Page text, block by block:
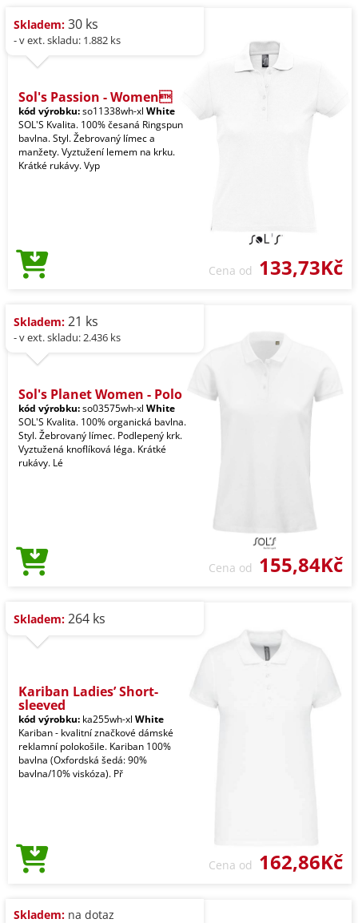
Skladem: 30 ks
- v ext. skladu: 1.882 ks
Sol's Passion - Women
kód výrobku:so11338wh-xl White
SOL'S Kvalita. 100% česaná Ringspun
bavlna. Styl. Žebrovaný límec a
manžety. Vyztužení lemem na krku.
Krátké rukávy. Vyp
Cena od 133,73Kč
Skladem: 21 ks
- v ext. skladu: 2.436 ks
Sol's Planet Women - Polo
kód výrobku:so03575wh-xl White
SOL'S Kvalita. 100% organická bavlna.
Styl. Žebrovaný límec. Podlepený krk.
Vyztužená knoflíková léga. Krátké
rukávy. Lé
Cena od 155,84Kč
Skladem: 264 ks
Kariban Ladies’ Short-
sleeved
kód výrobku: ka255wh-xl White
Kariban - kvalitní značkové dámské
reklamní polokošile. Kariban 100%
bavlna (Oxfordská šedá: 90%
bavlna/10% viskóza). Př
Cena od 162,86Kč
Skladem: na dotaz